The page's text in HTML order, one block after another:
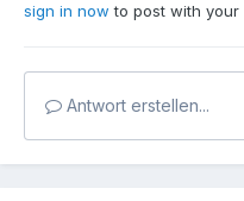
sign in now to post with your
Antwort erstellen...